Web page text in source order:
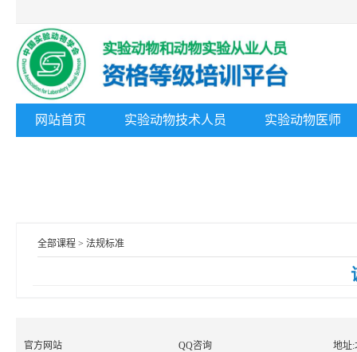
网站首页 实验动物技术人员 实验动物医师
全部课程 > 法规标准
官方网站 QQ咨询
地址: